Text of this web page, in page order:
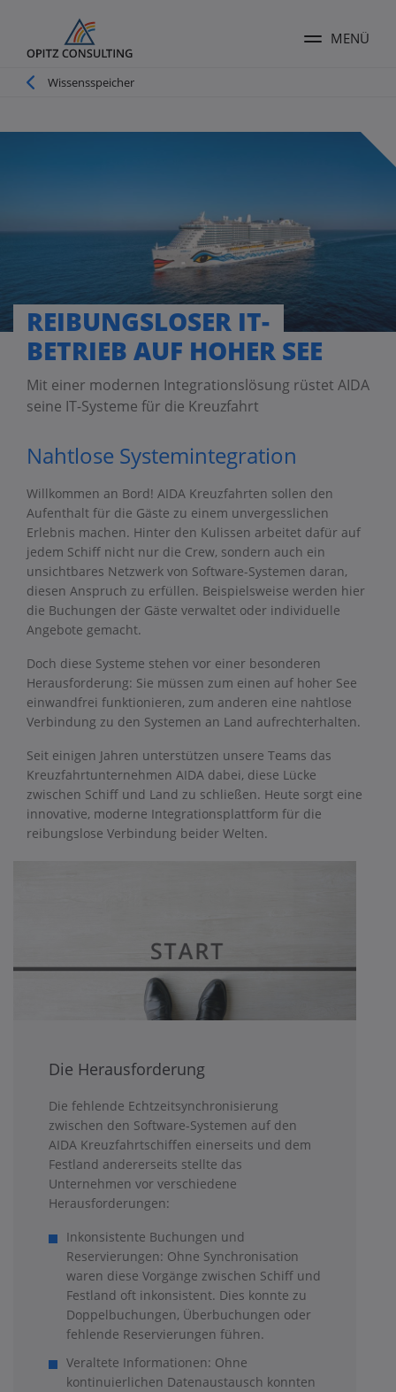
Menü
MENÜ
Pfadnavigation
Wissensspeicher
REIBUNGSLOSER IT-
BETRIEB AUF HOHER SEE
Mit einer modernen Integrationslösung rüstet AIDA
seine IT-Systeme für die Kreuzfahrt
Nahtlose Systemintegration
Willkommen an Bord! AIDA Kreuzfahrten sollen den
Aufenthalt für die Gäste zu einem unvergesslichen
Erlebnis machen. Hinter den Kulissen arbeitet dafür auf
jedem Schiff nicht nur die Crew, sondern auch ein
unsichtbares Netzwerk von Software-Systemen daran,
diesen Anspruch zu erfüllen. Beispielsweise werden hier
die Buchungen der Gäste verwaltet oder individuelle
Angebote gemacht.
Doch diese Systeme stehen vor einer besonderen
Herausforderung: Sie müssen zum einen auf hoher See
einwandfrei funktionieren, zum anderen eine nahtlose
Verbindung zu den Systemen an Land aufrechterhalten.
Seit einigen Jahren unterstützen unsere Teams das
Kreuzfahrtunternehmen AIDA dabei, diese Lücke
zwischen Schiff und Land zu schließen. Heute sorgt eine
innovative, moderne Integrationsplattform für die
reibungslose Verbindung beider Welten.
Die Herausforderung
Die fehlende Echtzeitsynchronisierung
zwischen den Software-Systemen auf den
AIDA Kreuzfahrtschiffen einerseits und dem
Festland andererseits stellte das
Unternehmen vor verschiedene
Herausforderungen:
Inkonsistente Buchungen und
Reservierungen: Ohne Synchronisation
waren diese Vorgänge zwischen Schiff und
Festland oft inkonsistent. Dies konnte zu
Doppelbuchungen, Überbuchungen oder
fehlende Reservierungen führen.
Veraltete Informationen: Ohne
kontinuierlichen Datenaustausch konnten